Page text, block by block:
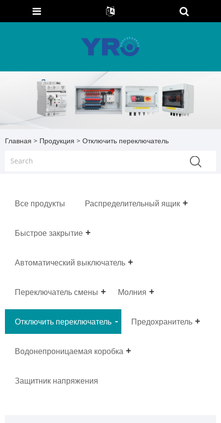
Главная > Продукция > Отключить переключатель
Все продукты Распределительный ящик
Быстрое закрытие
Автоматический выключатель
Переключатель смены Молния
Отключить переключатель Предохранитель
Водонепроницаемая коробка
Защитник напряжения